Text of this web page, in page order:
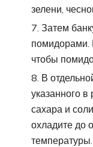
зелени,
Затем
помидорами.
чтобы
В
указанного в
сахара и
охладите до
температуры.